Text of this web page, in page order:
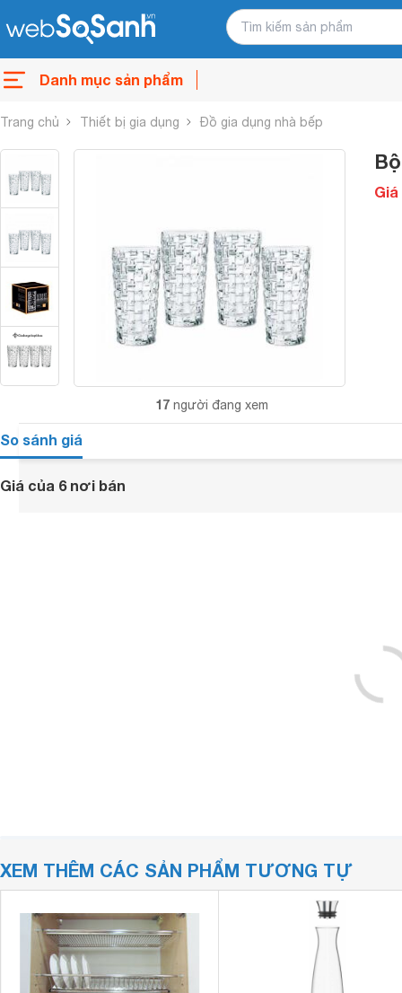
Danh mục sản phẩm
Trang chủ Thiết bị gia dụng Đồ gia dụng nhà bếp
17 người đang xem
Giá
So sánh giá
Giá của 6 nơi bán
XEM THÊM CÁC SẢN PHẨM TƯƠNG TỰ